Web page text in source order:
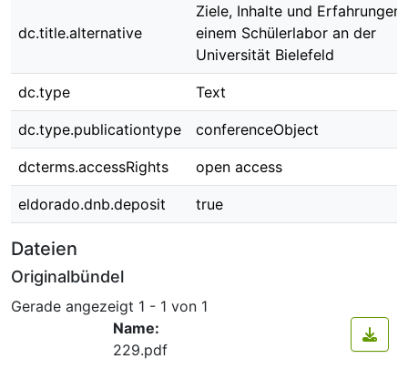
dc.title.alternative
Ziele, Inhalte und Erfahrungen
einem Schülerlabor an der
Universität Bielefeld
dc.type Text
dc.type.publicationtype conferenceObject
dcterms.accessRights open access
eldorado.dnb.deposit true
Dateien
Originalbündel
Gerade angezeigt 1 - 1 von 1
Name:
229.pdf